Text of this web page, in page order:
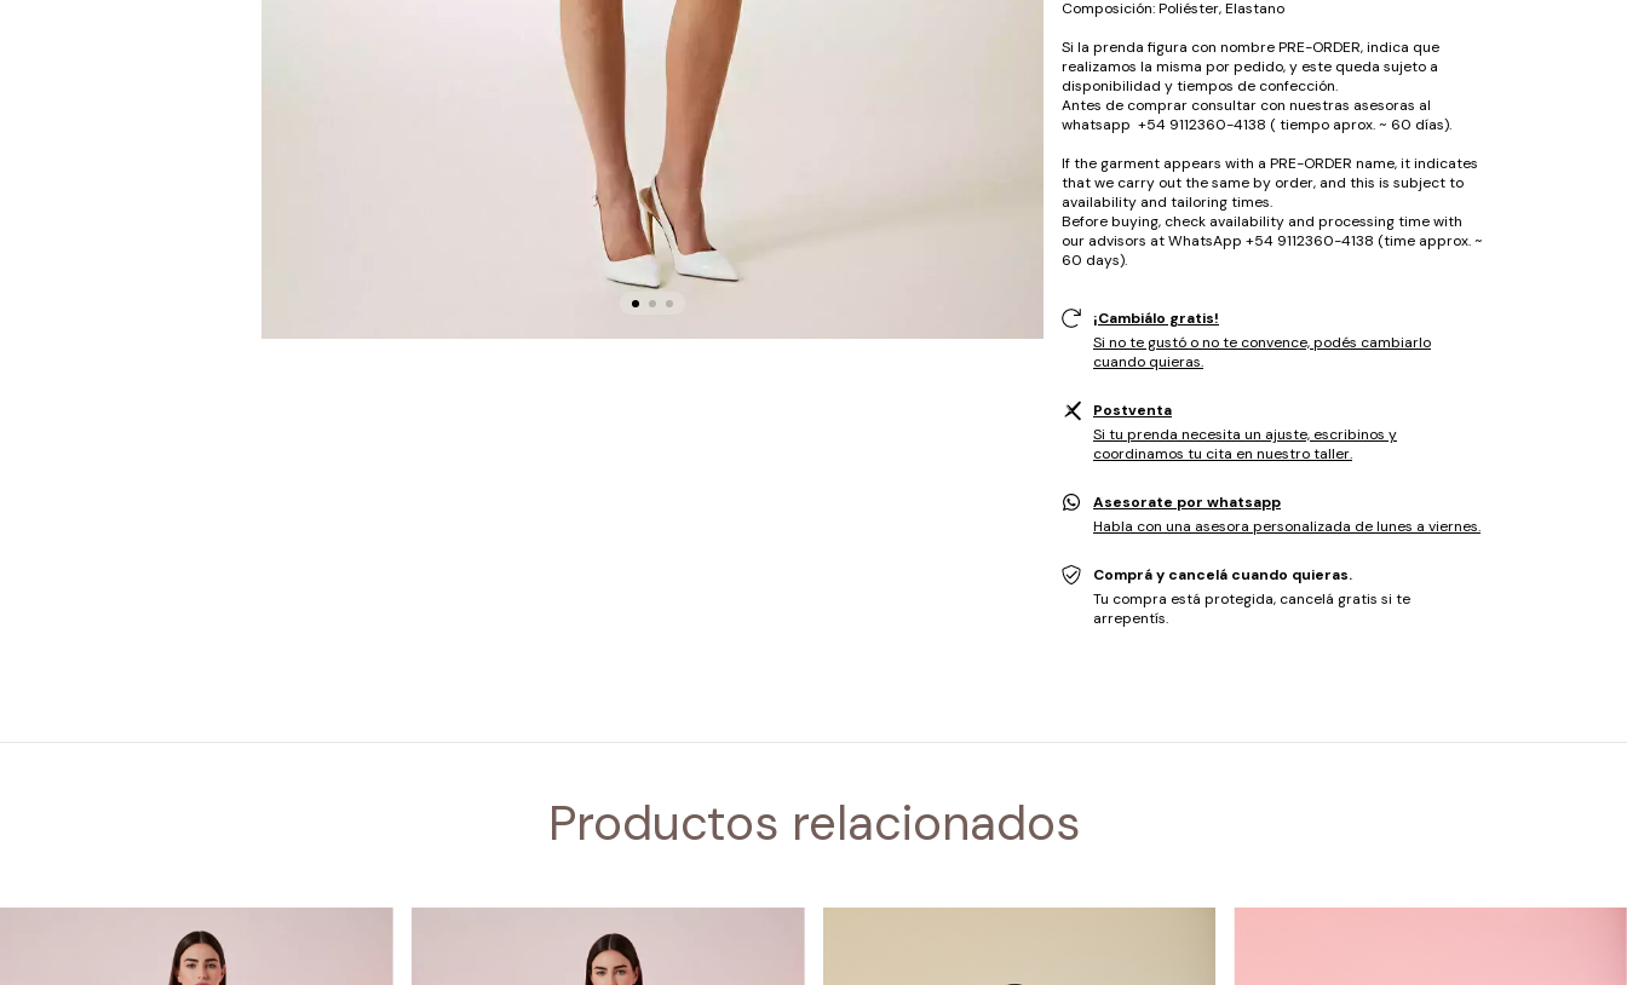
Composición: Poliéster, Elastano
Si la prenda figura con nombre PRE-ORDER, indica que
realizamos la misma por pedido, y este queda sujeto a
disponibilidad y tiempos de confección.
Antes de comprar consultar con nuestras asesoras al
whatsapp +54 9112360-4138 ( tiempo aprox. ~ 60 días).
If the garment appears with a PRE-ORDER name, it indicates
that we carry out the same by order, and this is subject to
availability and tailoring times.
Before buying, check availability and processing time with
our advisors at WhatsApp +54 9112360-4138 (time approx. ~
60 days).
¡Cambiálo gratis!
Si no te gustó o no te convence, podés cambiarlo
cuando quieras.
Postventa
Si tu prenda necesita un ajuste, escribinos y
coordinamos tu cita en nuestro taller.
Asesorate por whatsapp
Habla con una asesora personalizada de lunes a viernes.
Comprá y cancelá cuando quieras.
Tu compra está protegida, cancelá gratis si te
arrepentís.
Productos relacionados